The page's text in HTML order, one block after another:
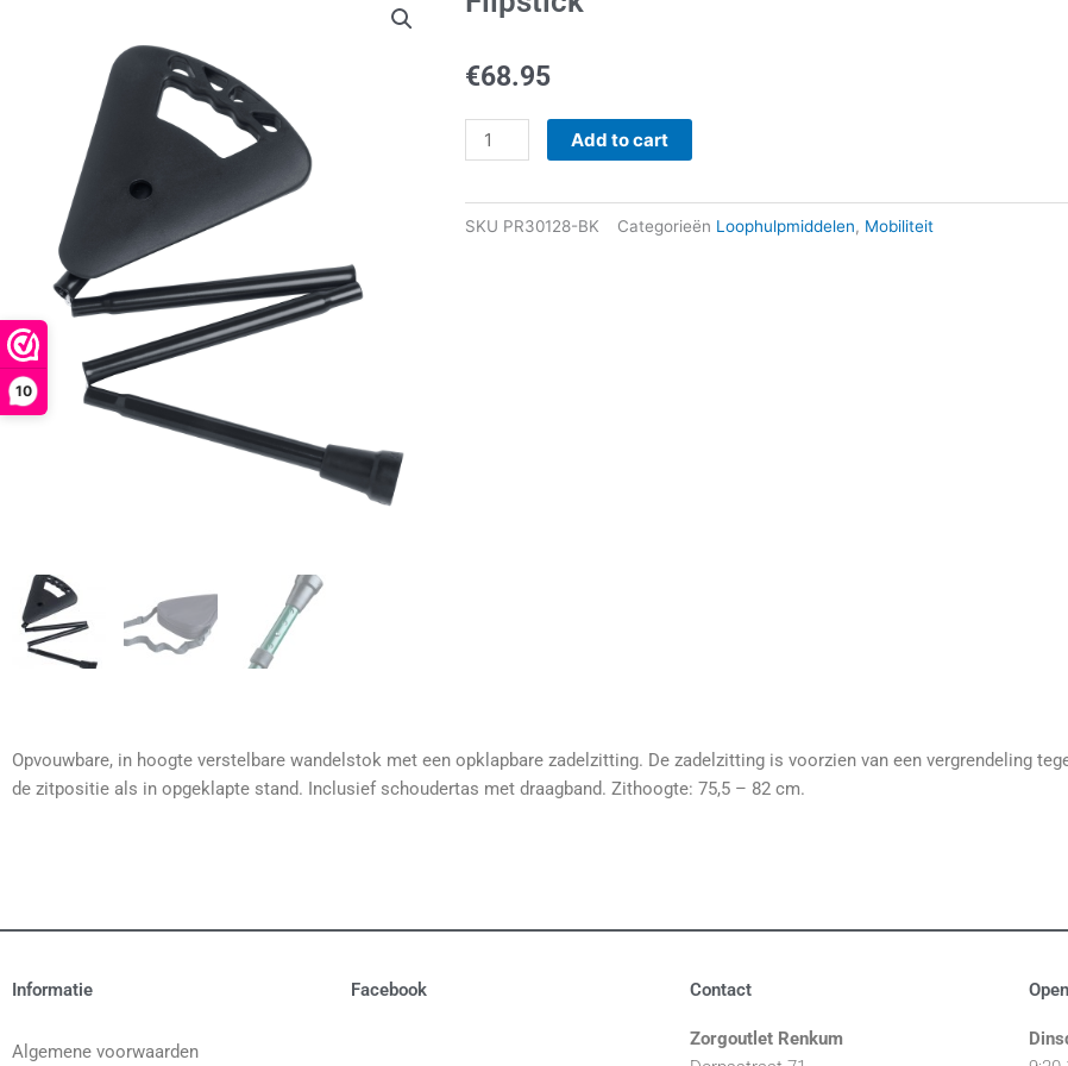
10
€68.95
Flipstick
quantity
Add to cart
SKU PR30128-BK Categorieën Loophulpmiddelen, Mobiliteit
Opvouwbare, in hoogte verstelbare wandelstok met een opklapbare zadelzitting. De zadelzitting is voorzien van een vergrendeling
de zitpositie als in opgeklapte stand. Inclusief schoudertas met draagband. Zithoogte: 75,5 – 82 cm.
Informatie
Algemene voorwaarden
Facebook Contact
Zorgoutlet Renkum